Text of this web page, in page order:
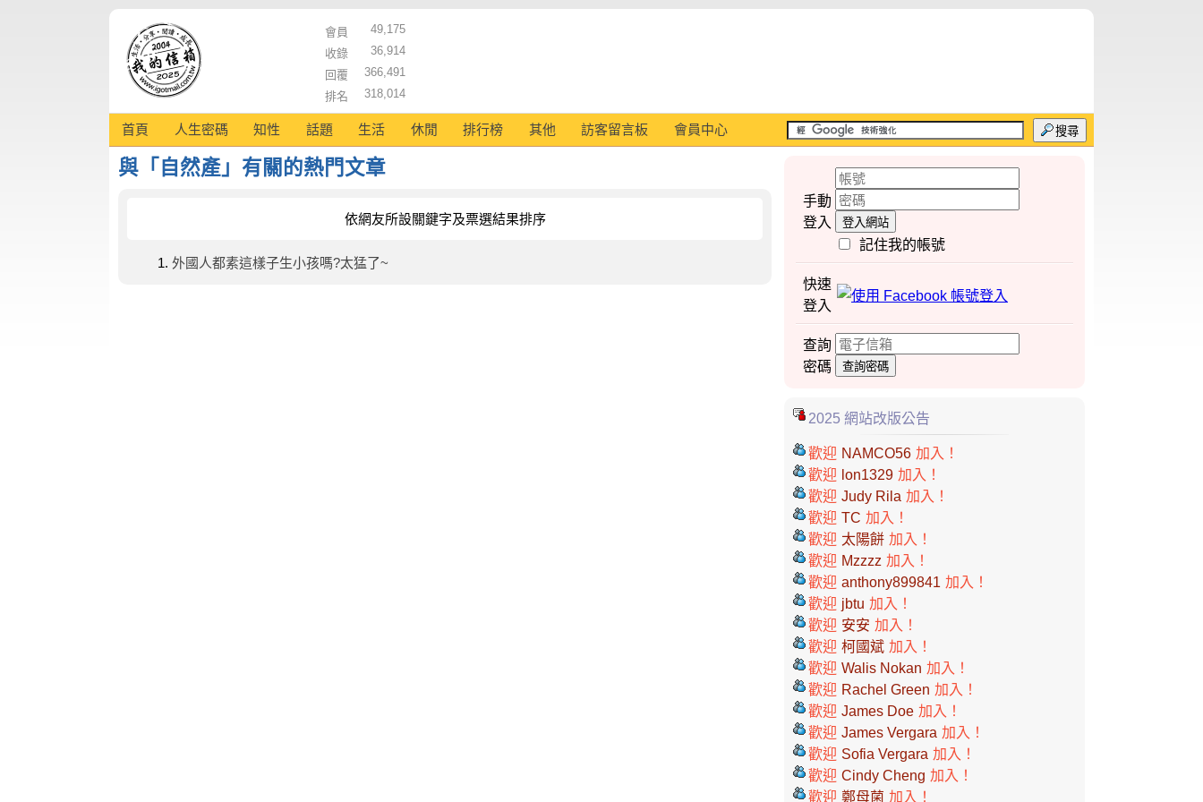
會員
49,175
收錄
36,914
回覆
366,491
排名
318,014
首頁 人生密碼 知性 話題 生活 休閒 排行榜 其他 訪客留言板 會員中心 搜尋
與「自然產」有關的熱門文章
依網友所設關鍵字及票選結果排序
外國人都素這樣子生小孩嗎?太猛了~
手動
登入
登入網站
記住我的帳號
快速
登入
查詢
密碼
查詢密碼
2025 網站改版公告
歡迎 NAMCO56 加入！
歡迎 lon1329 加入！
歡迎 Judy Rila 加入！
歡迎 TC 加入！
歡迎 太陽餅 加入！
歡迎 Mzzzz 加入！
歡迎 anthony899841 加入！
歡迎 jbtu 加入！
歡迎 安安 加入！
歡迎 柯國斌 加入！
歡迎 Walis Nokan 加入！
歡迎 Rachel Green 加入！
歡迎 James Doe 加入！
歡迎 James Vergara 加入！
歡迎 Sofia Vergara 加入！
歡迎 Cindy Cheng 加入！
歡迎 鄭母菌 加入！